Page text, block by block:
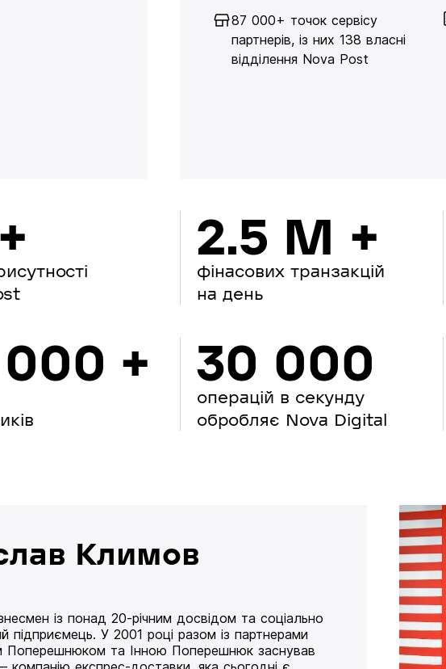
87 000+ точок сервісу
партнерів, із них 138 власні
відділення Nova Post
+
2.5 M +
фінасових транзакцій
на день
30 000
операцій в секунду
обробляє Nova Digital
Климов
із понад 20-річним досвідом та соціально
підприємець. У 2001 році разом із партнерами
Поперешнюком та Інною Поперешнюк заснував